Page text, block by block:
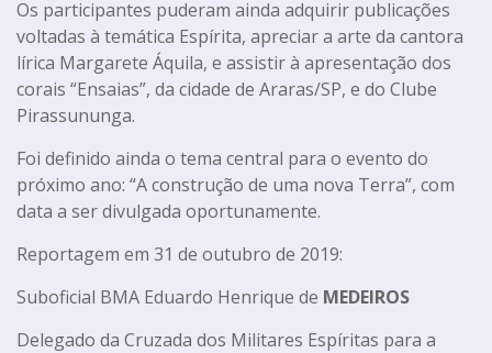
Os participantes puderam ainda adquirir publicações
voltadas à temática Espírita, apreciar a arte da cantora
lírica Margarete Áquila, e assistir à apresentação dos
corais “Ensaias”, da cidade de Araras/SP, e do Clube
Pirassununga.
Foi definido ainda o tema central para o evento do
próximo ano: “A construção de uma nova Terra”, com
data a ser divulgada oportunamente.
Reportagem em 31 de outubro de 2019:
Suboficial BMA Eduardo Henrique de MEDEIROS
Delegado da Cruzada dos Militares Espíritas para a